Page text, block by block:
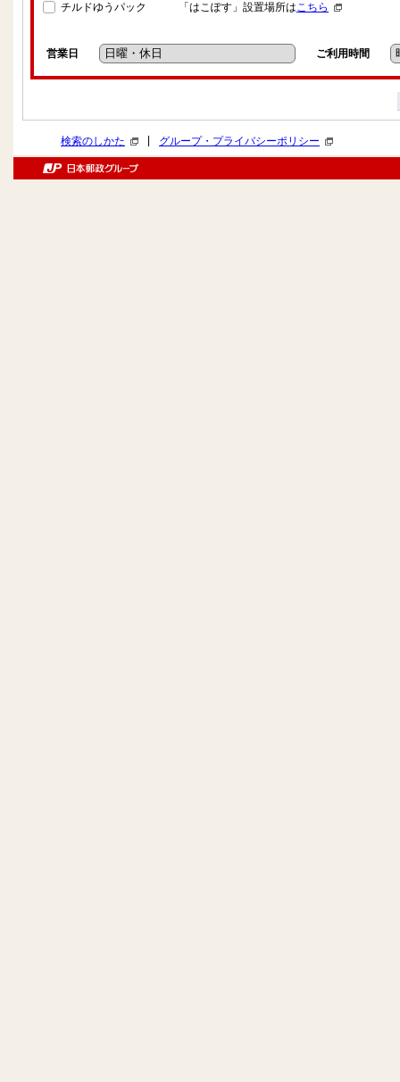
チルドゆうパック
「はこぽす」設置場所はこちら
営業日 ご利用時間
検索のしかた グループ・プライバシーポリシー